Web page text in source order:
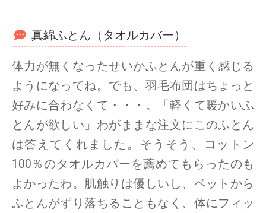
真綿ふとん（タオルカバー）
体力が無くなったせいかふとんが重く感じる
ようになってね。でも、羽毛布団はちょっと
好みに合わなくて・・・。「軽くて暖かいふ
とんが欲しい」わがままな注文にこのふとん
は答えてくれました。そうそう、コットン
100％のタオルカバーを薦めてもらったのも
よかったわ。肌触りは優しいし、ベットから
ふとんがずり落ちることもなく、体にフィッ